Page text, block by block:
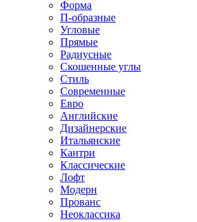
Форма
П-образные
Угловые
Прямые
Радиусные
Скошенные углы
Стиль
Современные
Евро
Английские
Дизайнерские
Итальянские
Кантри
Классические
Лофт
Модерн
Прованс
Неоклассика